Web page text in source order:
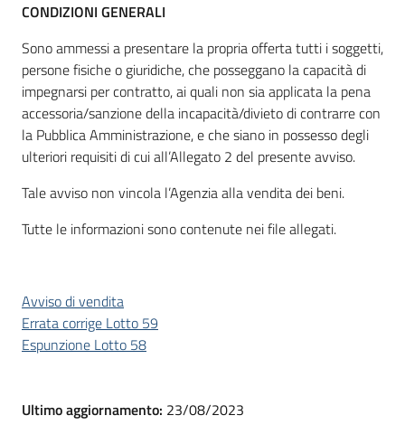
CONDIZIONI GENERALI
Sono ammessi a presentare la propria offerta tutti i soggetti,
persone fisiche o giuridiche, che posseggano la capacità di
impegnarsi per contratto, ai quali non sia applicata la pena
accessoria/sanzione della incapacità/divieto di contrarre con
la Pubblica Amministrazione, e che siano in possesso degli
ulteriori requisiti di cui all’Allegato 2 del presente avviso.
Tale avviso non vincola l’Agenzia alla vendita dei beni.
Tutte le informazioni sono contenute nei file allegati.
Avviso di vendita
Errata corrige Lotto 59
Espunzione Lotto 58
Ultimo aggiornamento: 23/08/2023